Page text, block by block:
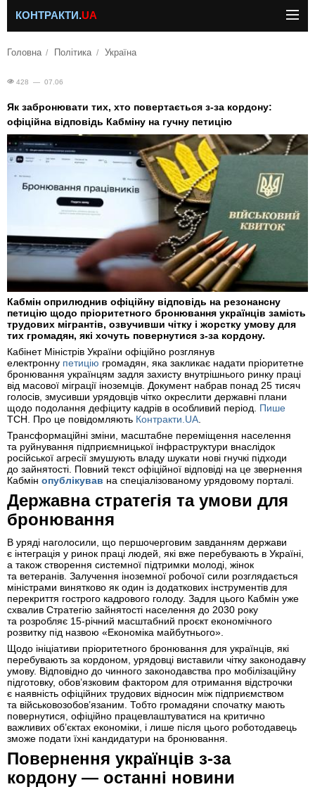
КОНТРАКТИ.UA
Головна Політика Україна
428 — 07.06
Як забронювати тих, хто повертається з-за кордону:
офіційна відповідь Кабміну на гучну петицію
Кабмін оприлюднив офіційну відповідь на резонансну
петицію щодо пріоритетного бронювання українців замість
трудових мігрантів, озвучивши чітку і жорстку умову для
тих громадян, які хочуть повернутися з-за кордону.
Кабінет Міністрів України офіційно розглянув
електронну петицію громадян, яка закликає надати пріоритетне
бронювання українцям задля захисту внутрішнього ринку праці
від масової міграції іноземців. Документ набрав понад 25 тисяч
голосів, змусивши урядовців чітко окреслити державні плани
щодо подолання дефіциту кадрів в особливий період. Пише
ТСН. Про це повідомляють Контракти.UA.
Трансформаційні зміни, масштабне переміщення населення
та руйнування підприємницької інфраструктури внаслідок
російської агресії змушують владу шукати нові гнучкі підходи
до зайнятості. Повний текст офіційної відповіді на це звернення
Кабмін опублікував на спеціалізованому урядовому порталі.
Державна стратегія та умови для
бронювання
В уряді наголосили, що першочерговим завданням держави
є інтеграція у ринок праці людей, які вже перебувають в Україні,
а також створення системної підтримки молоді, жінок
та ветеранів. Залучення іноземної робочої сили розглядається
міністрами винятково як один із додаткових інструментів для
перекриття гострого кадрового голоду. Задля цього Кабмін уже
схвалив Стратегію зайнятості населення до 2030 року
та розробляє 15-річний масштабний проєкт економічного
розвитку під назвою «Економіка майбутнього».
Щодо ініціативи пріоритетного бронювання для українців, які
перебувають за кордоном, урядовці виставили чітку законодавчу
умову. Відповідно до чинного законодавства про мобілізаційну
підготовку, обов’язковим фактором для отримання відстрочки
є наявність офіційних трудових відносин між підприємством
та військовозобов’язаним. Тобто громадяни спочатку мають
повернутися, офіційно працевлаштуватися на критично
важливих об’єктах економіки, і лише після цього роботодавець
зможе подати їхні кандидатури на бронювання.
Повернення українців з-за
кордону — останні новини